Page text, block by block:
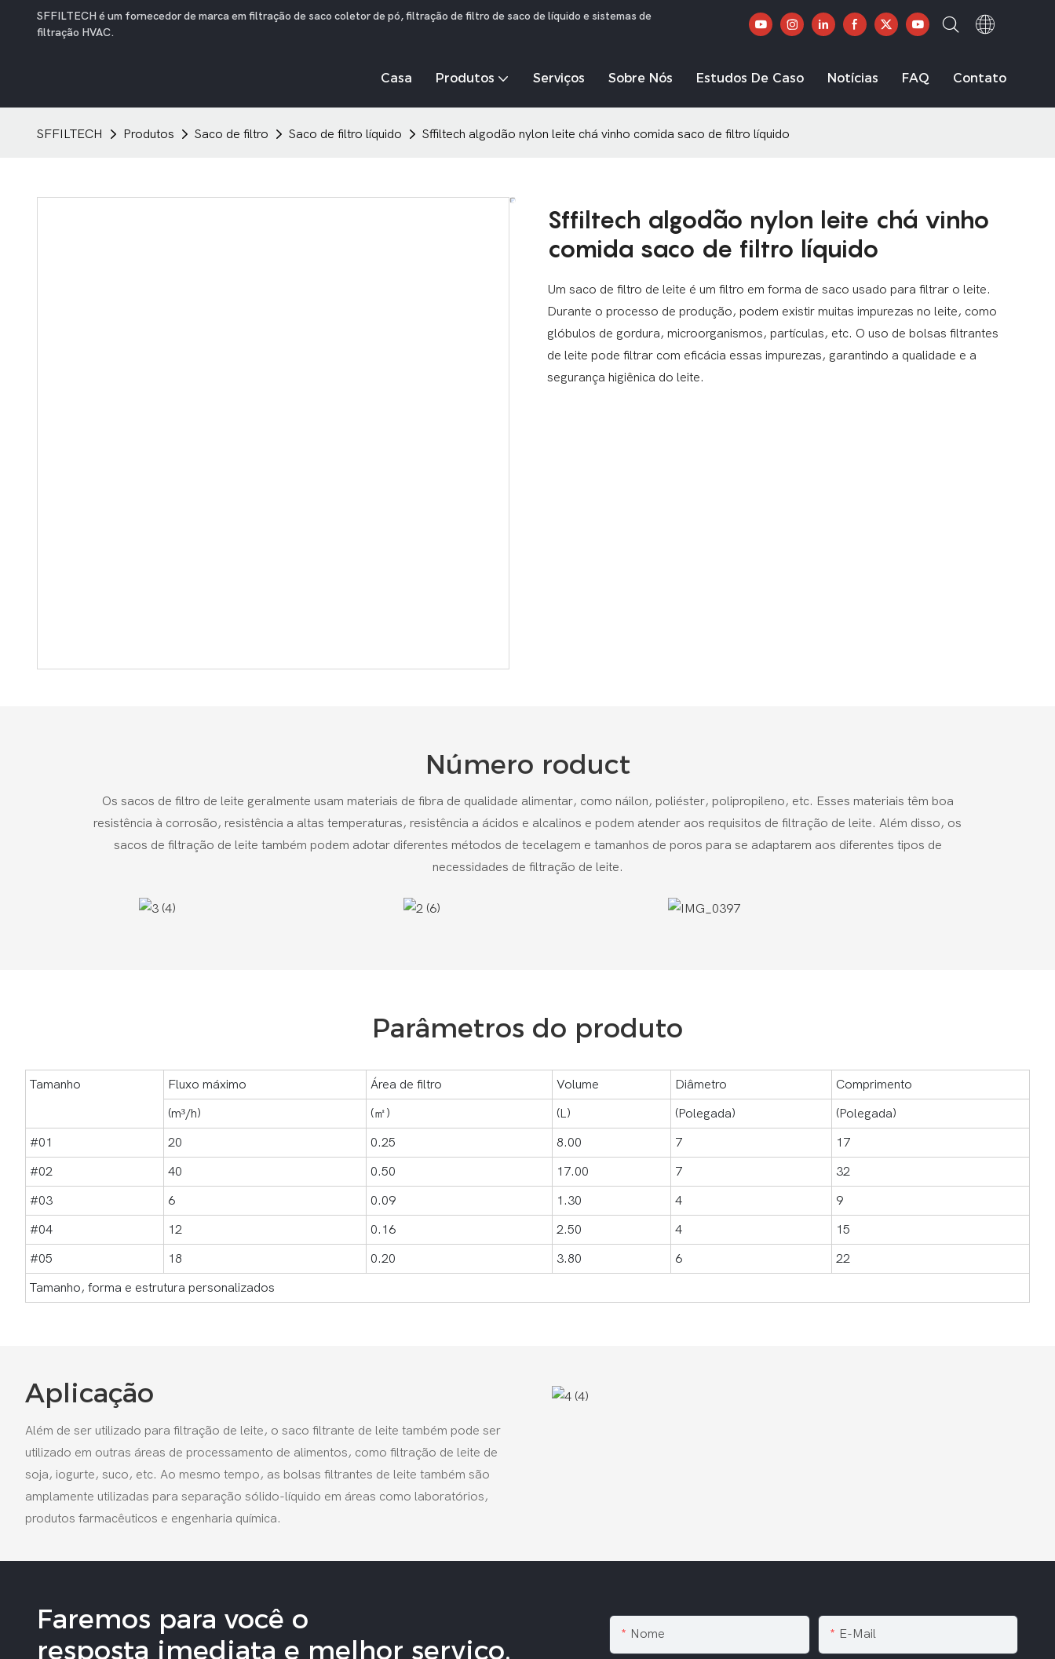
SFFILTECH é um fornecedor de marca em filtração de saco coletor de pó, filtração de filtro de saco de líquido e sistemas de
filtração HVAC.
Casa Produtos Serviços Sobre Nós Estudos De Caso Notícias FAQ Contato
SFFILTECH Produtos Saco de filtro Saco de filtro líquido Sffiltech algodão nylon leite chá vinho comida saco de filtro líquido
Sffiltech algodão nylon leite chá vinho
comida saco de filtro líquido
Um saco de filtro de leite é um filtro em forma de saco usado para filtrar o leite.
Durante o processo de produção, podem existir muitas impurezas no leite, como
glóbulos de gordura, microorganismos, partículas, etc. O uso de bolsas filtrantes
de leite pode filtrar com eficácia essas impurezas, garantindo a qualidade e a
segurança higiênica do leite.
Número roduct
Os sacos de filtro de leite geralmente usam materiais de fibra de qualidade alimentar, como náilon, poliéster, polipropileno, etc. Esses materiais têm boa
resistência à corrosão, resistência a altas temperaturas, resistência a ácidos e alcalinos e podem atender aos requisitos de filtração de leite. Além disso, os
sacos de filtração de leite também podem adotar diferentes métodos de tecelagem e tamanhos de poros para se adaptarem aos diferentes tipos de
necessidades de filtração de leite.
Parâmetros do produto
Tamanho Fluxo máximo Área de filtro Volume Diâmetro Comprimento
(m³/h) (㎡) (L) (Polegada) (Polegada)
#01 20 0.25 8.00 7 17
#02 40 0.50 17.00 7 32
#03 6 0.09 1.30 4 9
#04 12 0.16 2.50 4 15
#05 18 0.20 3.80 6 22
Tamanho, forma e estrutura personalizados
Aplicação
Além de ser utilizado para filtração de leite, o saco filtrante de leite também pode ser
utilizado em outras áreas de processamento de alimentos, como filtração de leite de
soja, iogurte, suco, etc. Ao mesmo tempo, as bolsas filtrantes de leite também são
amplamente utilizadas para separação sólido-líquido em áreas como laboratórios,
produtos farmacêuticos e engenharia química.
Faremos para você o
resposta imediata e melhor serviço.
Nome E-Mail